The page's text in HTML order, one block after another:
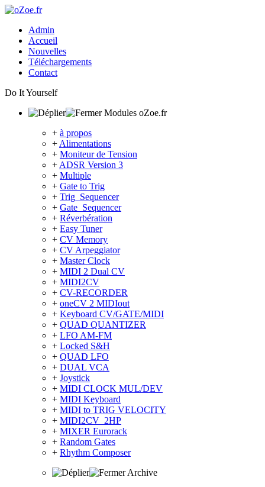
Admin
Accueil
Nouvelles
Téléchargements
Contact
Do It Yourself
Modules oZoe.fr
+ à propos
+ Alimentations
+ Moniteur de Tension
+ ADSR Version 3
+ Multiple
+ Gate to Trig
+ Trig_Sequencer
+ Gate_Sequencer
+ Réverbération
+ Easy Tuner
+ CV Memory
+ CV Arpeggiator
+ Master Clock
+ MIDI 2 Dual CV
+ MIDI2CV
+ CV-RECORDER
+ oneCV 2 MIDIout
+ Keyboard CV/GATE/MIDI
+ QUAD QUANTIZER
+ LFO AM-FM
+ Locked S&H
+ QUAD LFO
+ DUAL VCA
+ Joystick
+ MIDI CLOCK MUL/DEV
+ MIDI Keyboard
+ MIDI to TRIG VELOCITY
+ MIDI2CV_2HP
+ MIXER Eurorack
+ Random Gates
+ Rhythm Composer
Archive